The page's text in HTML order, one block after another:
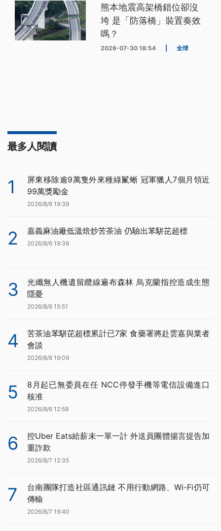
熊本地震高架橋錯位卻沒
垮 是「防落橋」裝置奏效
嗎？
2026-07-30 18:54 全球
最多人閱讀
1
屏東移除逾9萬隻外來種綠鬣蜥 冠軍獵人7個月領近
99萬獎勵金
2026/8/6 19:39
2 嘉義麻油廠低溫焙炒苦茶油 仍驗出苯駢芘超標
2026/8/6 19:39
3
光纖無人機遺留纜線遍布森林 烏克蘭指控造成生態
隱憂
2026/8/6 15:51
4
苦茶油苯駢芘超標累計已7家 食藥署將赴雲嘉與業者
會談
2026/8/8 19:09
5
8月起已無委員在任 NCC停發手機等電信設備進口
核准
2026/8/6 12:58
6
控Uber Eats給薪未一單一計 外送員團體揚言提告加
重詐欺
2026/8/7 12:35
7
台南團隊打造社區通訊鏈 不用行動網路、Wi-Fi仍可
傳輸
2026/8/7 19:40